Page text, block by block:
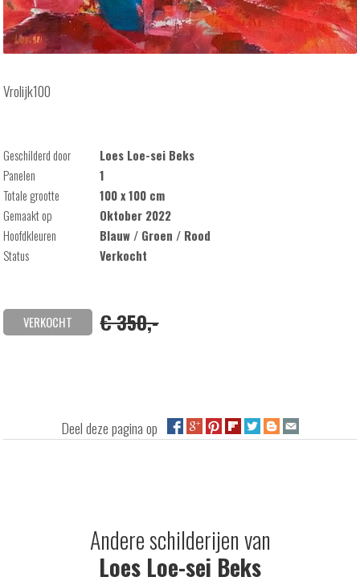
Vrolijk100
Geschilderd door
Loes Loe-sei Beks
Panelen
1
Totale grootte
100 x 100 cm
Gemaakt op
Oktober 2022
Hoofdkleuren
Blauw / Groen / Rood
Status
Verkocht
VERKOCHT € 350,-
Deel deze pagina op
Andere schilderijen van
Loes Loe-sei Beks